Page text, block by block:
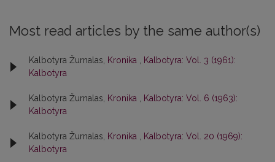
Most read articles by the same author(s)
Kalbotyra Žurnalas, Kronika
Kalbotyra: Vol. 3 (1961):
Kalbotyra
Kalbotyra Žurnalas, Kronika
Kalbotyra: Vol. 6 (1963):
Kalbotyra
Kalbotyra Žurnalas, Kronika
Kalbotyra: Vol. 20 (1969):
Kalbotyra